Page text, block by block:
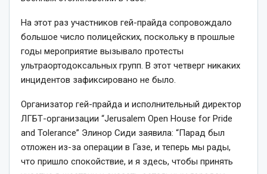
На этот раз участников гей-прайда сопровождало
большое число полицейских, поскольку в прошлые
годы мероприятие вызывало протесты
ультраортодоксальных групп. В этот четверг никаких
инцидентов зафиксировано не было.
Организатор гей-прайда и исполнительный директор
ЛГБТ-организации “Jerusalem Open House for Pride
and Tolerance” Элинор Сиди заявила: “Парад был
отложен из-за операции в Газе, и теперь мы рады,
что пришло спокойствие, и я здесь, чтобы принять